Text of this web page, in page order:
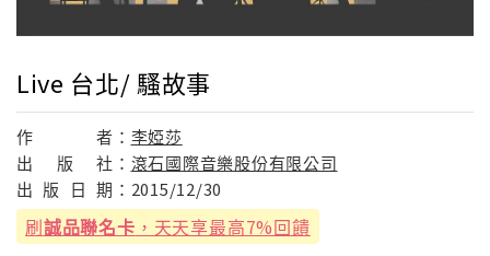
Live 台北/ 騷故事
作 者： 李婭莎
出
版 社： 滾石國際音樂股份有限公司
出 版 日 期： 2015/12/30
刷誠品聯名卡 ，天天享最高7%回饋